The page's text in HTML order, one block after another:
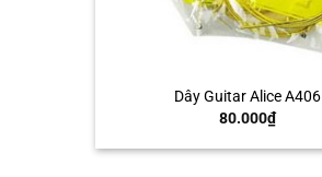
Dây Guitar Alice A406
80.000₫